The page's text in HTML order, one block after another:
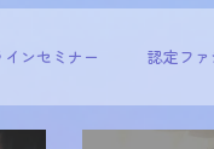
インセミナー 認定フ